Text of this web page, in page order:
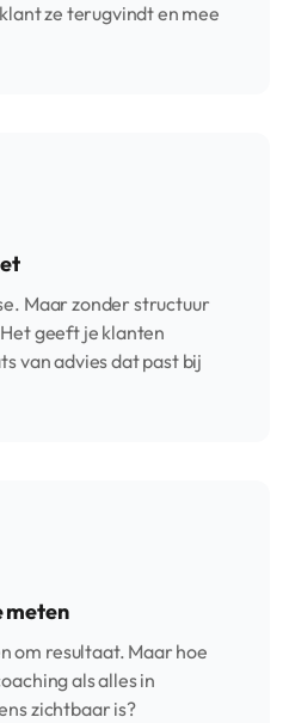
ze terugvindt en mee
Maar zonder structuur
geeft je klanten
van advies dat past bij
meten
om resultaat. Maar hoe
als alles in
zichtbaar is?